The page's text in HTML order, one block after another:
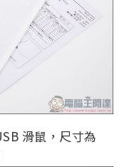
滑鼠，尺寸為